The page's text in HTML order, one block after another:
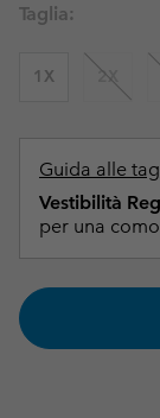
Taglia:
1X 2X
Guida alle
Vestibilità
per una